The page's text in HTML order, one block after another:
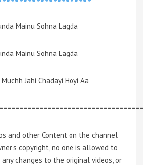
Mainu Sohna Lagda
Mainu Sohna Lagda
Muchh Jahi Chadayi Hoyi Aa
and other Content on the channel
copyright, no one is allowed to
any changes to the original videos, or